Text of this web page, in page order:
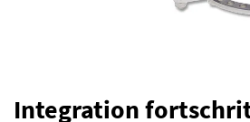
Integration